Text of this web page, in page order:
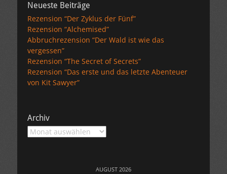
Neueste Beiträge
Rezension “Der Zyklus der Fünf”
Rezension “Alchemised”
Abbruchrezension “Der Wald ist wie das
vergessen”
Rezension “The Secret of Secrets”
Rezension “Das erste und das letzte Abenteuer
von Kit Sawyer”
Archiv
Archiv
AUGUST 2026